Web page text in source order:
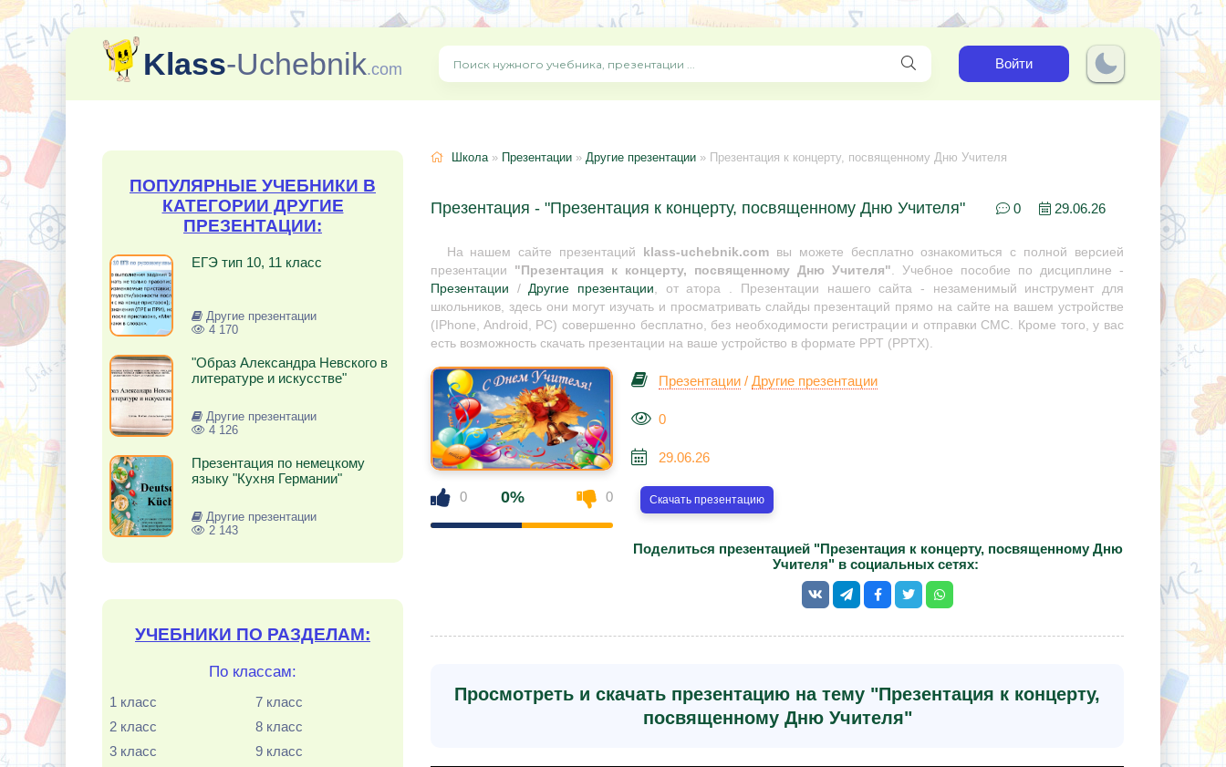
Klass-Uchebnik.com Войти
ПОПУЛЯРНЫЕ УЧЕБНИКИ В
КАТЕГОРИИ ДРУГИЕ
ПРЕЗЕНТАЦИИ:
ЕГЭ тип 10, 11 класс
Другие презентации
4 170
"Образ Александра Невского в
литературе и искусстве"
Другие презентации
4 126
Презентация по немецкому
языку "Кухня Германии"
Другие презентации
2 143
УЧЕБНИКИ ПО РАЗДЕЛАМ:
По классам:
1 класс
2 класс
3 класс
7 класс
8 класс
9 класс
Школа» Презентации » Другие презентации » Презентация к концерту, посвященному Дню Учителя
Презентация - "Презентация к концерту, посвященному Дню Учителя" 0 29.06.26
На нашем сайте презентаций klass-uchebnik.comвы можете бесплатно ознакомиться с полной версией
презентации "Презентация к концерту, посвященному Дню Учителя". Учебное пособие по дисциплине -
Презентации /Другие презентации, от атора . Презентации нашего сайта - незаменимый инструмент для
школьников, здесь они могут изучать и просматривать слайды презентаций прямо на сайте на вашем устройстве
(IPhone, Android, PC) совершенно бесплатно, без необходимости регистрации и отправки СМС. Кроме того, у вас
есть возможность скачать презентации на ваше устройство в формате PPT (PPTX).
0 0% 0
Презентации / Другие презентации
0
29.06.26
Скачать презентацию
Поделиться презентацией "Презентация к концерту, посвященному Дню
Учителя" в социальных сетях:
Просмотреть и скачать презентацию на тему "Презентация к концерту,
посвященному Дню Учителя"